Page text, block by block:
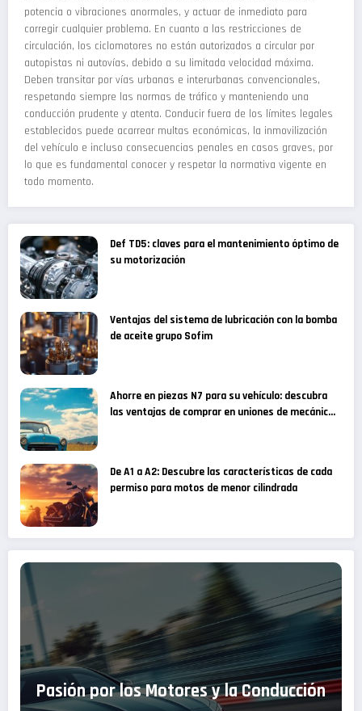
potencia o vibraciones anormales, y actuar de inmediato para
corregir cualquier problema. En cuanto a las restricciones de
circulación, los ciclomotores no están autorizados a circular por
autopistas ni autovías, debido a su limitada velocidad máxima.
Deben transitar por vías urbanas e interurbanas convencionales,
respetando siempre las normas de tráfico y manteniendo una
conducción prudente y atenta. Conducir fuera de los límites legales
establecidos puede acarrear multas económicas, la inmovilización
del vehículo e incluso consecuencias penales en casos graves, por
lo que es fundamental conocer y respetar la normativa vigente en
todo momento.
Def TD5: claves para el mantenimiento óptimo de
su motorización
Ventajas del sistema de lubricación con la bomba
de aceite grupo Sofim
Ahorre en piezas N7 para su vehículo: descubra
las ventajas de comprar en uniones de mecánicos
De A1 a A2: Descubre las características de cada
permiso para motos de menor cilindrada
Pasión por los Motores y la Conducción